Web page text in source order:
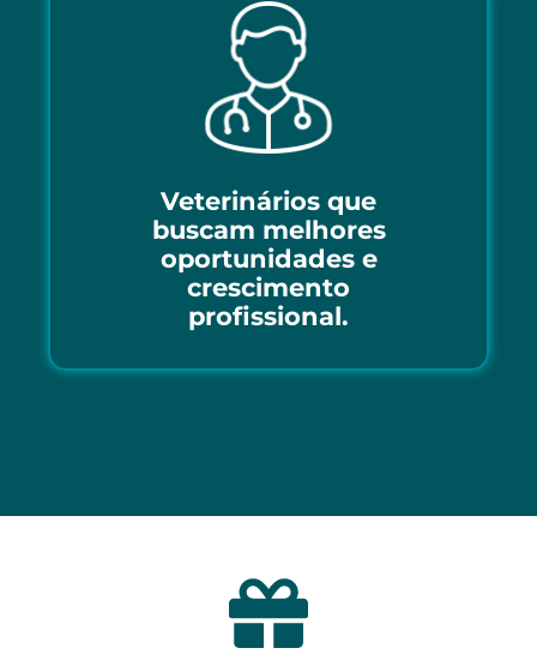
Veterinários que
buscam melhores
oportunidades e
crescimento
profissional.